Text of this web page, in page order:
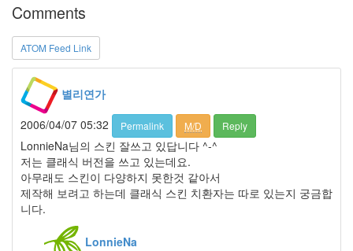
Comments
ATOM Feed Link
별리연가
2006/04/07 05:32
Permalink M/D Reply
LonnieNa님의 스킨 잘쓰고 있답니다 ^-^
저는 클래식 버전을 쓰고 있는데요.
아무래도 스킨이 다양하지 못한것 같아서
제작해 보려고 하는데 클래식 스킨 치환자는 따로 있는지 궁금합
니다.
LonnieNa
년
6
월
1
2006
년
7
월
21
2006
년
8
월
2006